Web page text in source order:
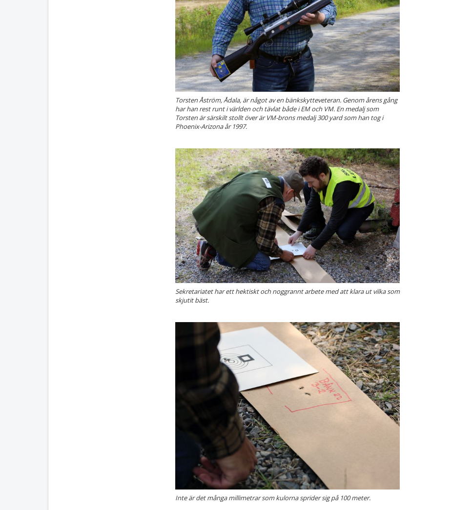
Torsten Åström, Ådala, är något av en bänkskytteveteran. Genom årens gång
har han rest runt i världen och tävlat både i EM och VM. En medalj som
Torsten är särskilt stollt över är VM-brons medalj 300 yard som han tog i
Phoenix-Arizona år 1997.
Sekretariatet har ett hektiskt och noggrannt arbete med att klara ut vilka som
skjutit bäst.
Inte är det många millimetrar som kulorna sprider sig på 100 meter.